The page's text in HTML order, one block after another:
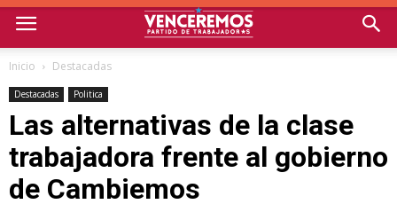
Inicio Destacadas
Destacadas Politica
Las alternativas de la clase
trabajadora frente al gobierno
de Cambiemos